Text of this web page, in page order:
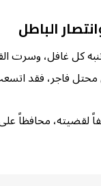
الباطل
كل غافل،
فاجر، فقد اتسعت
محافظاً